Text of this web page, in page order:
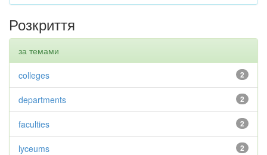
Розкриття
за темами
2
colleges
2
departments
2
faculties
2
lyceums